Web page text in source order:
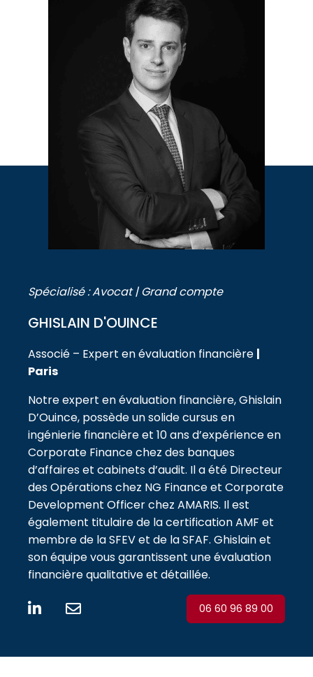
Spécialisé : Avocat | Grand compte
GHISLAIN D'OUINCE
Associé – Expert en évaluation financière |
Paris
Notre expert en évaluation financière, Ghislain
D’Ouince, possède un solide cursus en
ingénierie financière et 10 ans d’expérience en
Corporate Finance chez des banques
d’affaires et cabinets d’audit. Il a été Directeur
des Opérations chez NG Finance et Corporate
Development Officer chez AMARIS. Il est
également titulaire de la certification AMF et
membre de la SFEV et de la SFAF. Ghislain et
son équipe vous garantissent une évaluation
financière qualitative et détaillée.
06 60 96 89 00